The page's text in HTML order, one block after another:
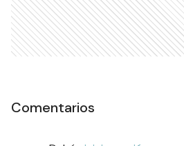
Comentarios